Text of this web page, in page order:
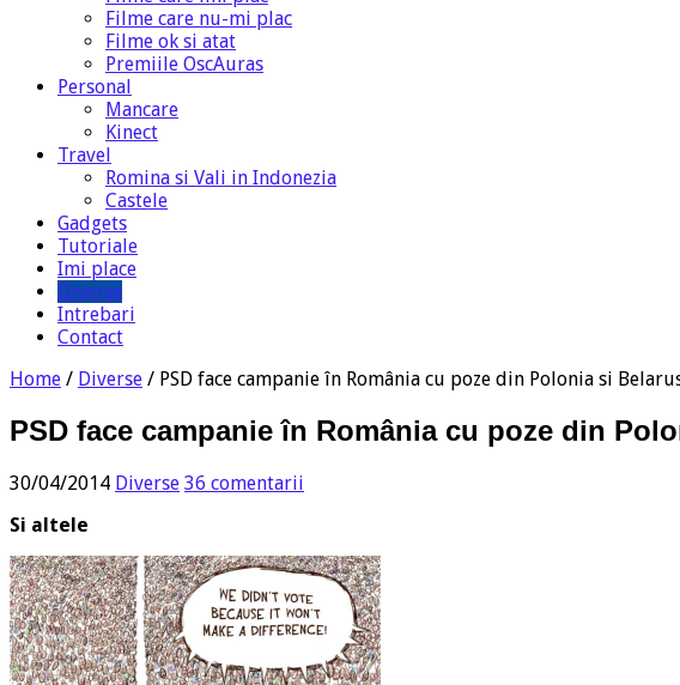
Filme care nu-mi plac
Filme ok si atat
Premiile OscAuras
Personal
Mancare
Kinect
Travel
Romina si Vali in Indonezia
Castele
Gadgets
Tutoriale
Imi place
Diverse
Intrebari
Contact
Home / Diverse / PSD face campanie în România cu poze din Polonia si
PSD face campanie în România cu poze din
30/04/2014 Diverse 36 comentarii
Si altele